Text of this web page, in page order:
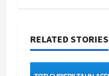
a
v
RELATED STORIES